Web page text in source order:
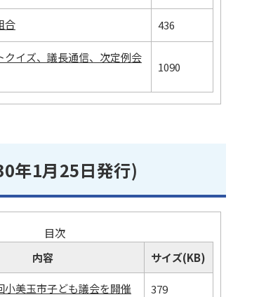
合 436
クイズ、議長通信、次定例会
1090
年1月25日発行)
目次
内容 サイズ(KB)
小美玉市子ども議会を開催 379